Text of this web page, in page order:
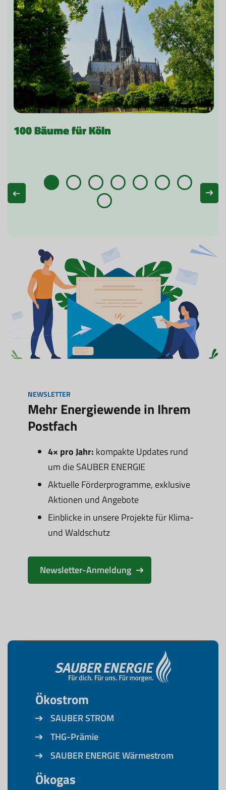
100 Bäume für Köln
NEWSLETTER
Mehr Energiewende in Ihrem
Postfach
4× pro Jahr: kompakte Updates rund
um die SAUBER ENERGIE
Aktuelle Förderprogramme, exklusive
Aktionen und Angebote
Einblicke in unsere Projekte für Klima-
und Waldschutz
Newsletter-Anmeldung
Ökostrom
SAUBER STROM
THG-Prämie
SAUBER ENERGIE Wärmestrom
Ökogas